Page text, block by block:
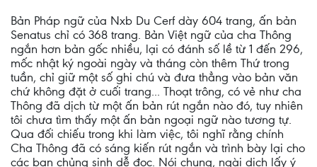
Bản Pháp ngữ của Nxb Du Cerf dày 604 trang, ấn bản
Senatus chỉ có 368 trang. Bản Việt ngữ của cha Thông
ngắn hơn bản gốc nhiều, lại có đánh số lề từ 1 đến 296,
mốc nhật ký ngoài ngày và tháng còn thêm Thứ trong
tuần, chỉ giữ một số ghi chú và đưa thẳng vào bản văn
chứ không đặt ở cuối trang... Thoạt trông, có vẻ như cha
Thông đã dịch từ một ấn bản rút ngắn nào đó, tuy nhiên
tôi chưa tìm thấy một ấn bản ngoại ngữ nào tương tự.
Qua đối chiếu trong khi làm việc, tôi nghĩ rằng chính
Cha Thông đã có sáng kiến rút ngắn và trình bày lại cho
các bạn chủng sinh dễ đọc. Nói chung, ngài dịch lấy ý